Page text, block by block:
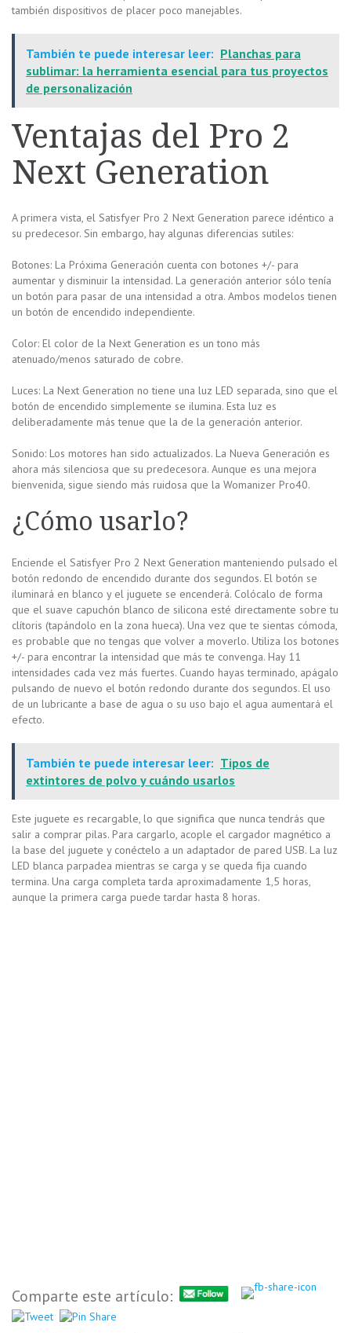
también dispositivos de placer poco manejables.
También te puede interesar leer: Planchas para
sublimar: la herramienta esencial para tus proyectos
de personalización
Ventajas del Pro 2
Next Generation
A primera vista, el Satisfyer Pro 2 Next Generation parece idéntico a
su predecesor. Sin embargo, hay algunas diferencias sutiles:
Botones: La Próxima Generación cuenta con botones +/- para
aumentar y disminuir la intensidad. La generación anterior sólo tenía
un botón para pasar de una intensidad a otra. Ambos modelos tienen
un botón de encendido independiente.
Color: El color de la Next Generation es un tono más
atenuado/menos saturado de cobre.
Luces: La Next Generation no tiene una luz LED separada, sino que el
botón de encendido simplemente se ilumina. Esta luz es
deliberadamente más tenue que la de la generación anterior.
Sonido: Los motores han sido actualizados. La Nueva Generación es
ahora más silenciosa que su predecesora. Aunque es una mejora
bienvenida, sigue siendo más ruidosa que la Womanizer Pro40.
¿Cómo usarlo?
Enciende el Satisfyer Pro 2 Next Generation manteniendo pulsado el
botón redondo de encendido durante dos segundos. El botón se
iluminará en blanco y el juguete se encenderá. Colócalo de forma
que el suave capuchón blanco de silicona esté directamente sobre tu
clítoris (tapándolo en la zona hueca). Una vez que te sientas cómoda,
es probable que no tengas que volver a moverlo. Utiliza los botones
+/- para encontrar la intensidad que más te convenga. Hay 11
intensidades cada vez más fuertes. Cuando hayas terminado, apágalo
pulsando de nuevo el botón redondo durante dos segundos. El uso
de un lubricante a base de agua o su uso bajo el agua aumentará el
efecto.
También te puede interesar leer: Tipos de
extintores de polvo y cuándo usarlos
Este juguete es recargable, lo que significa que nunca tendrás que
salir a comprar pilas. Para cargarlo, acople el cargador magnético a
la base del juguete y conéctelo a un adaptador de pared USB. La luz
LED blanca parpadea mientras se carga y se queda fija cuando
termina. Una carga completa tarda aproximadamente 1,5 horas,
aunque la primera carga puede tardar hasta 8 horas.
Comparte este artículo: